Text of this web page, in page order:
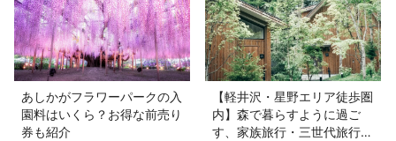
あしかがフラワーパークの入
園料はいくら？お得な前売り
券も紹介
【軽井沢・星野エリア徒歩圏
内】森で暮らすように過ご
す、家族旅行・三世代旅行・